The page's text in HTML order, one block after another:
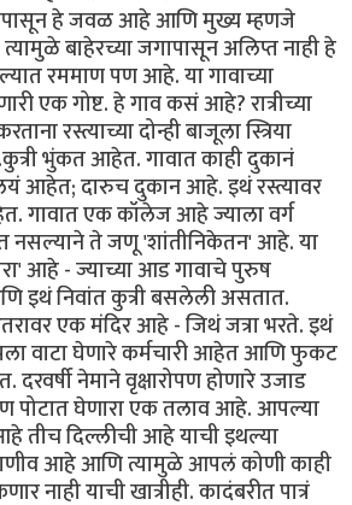
हे जवळ आहे आणि मुख्य म्हणजे
बाहेरच्या जगापासून अलिप्त नाही हे
रममाण पण आहे. या गावाच्या
एक गोष्ट. हे गाव कसं आहे? रात्रीच्या
रस्त्याच्या दोन्ही बाजूला स्त्रिया
भुंकत आहेत. गावात काही दुकानं
आहेत; दारुच दुकान आहे. इथं रस्त्यावर
गावात एक कॉलेज आहे ज्याला वर्ग
नसल्याने ते जणू 'शांतीनिकेतन' आहे. या
आहे - ज्याच्या आड गावाचे पुरुष
इथं निवांत कुत्री बसलेली असतात.
एक मंदिर आहे - जिथं जत्रा भरते. इथं
वाटा घेणारे कर्मचारी आहेत आणि फुकट
नेमाने वृक्षारोपण होणारे उजाड
पोटात घेणारा एक तलाव आहे. आपल्या
तीच दिल्लीची आहे याची इथल्या
आहे आणि त्यामुळे आपलं कोणी काही
नाही याची खात्रीही. कादंबरीत पात्रं